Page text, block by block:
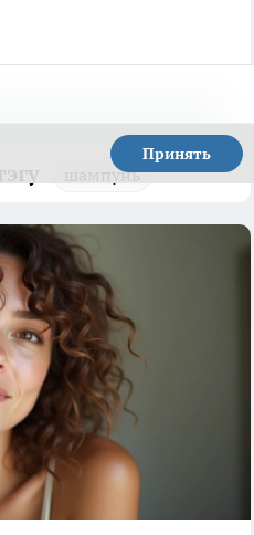
Принять
шампунь